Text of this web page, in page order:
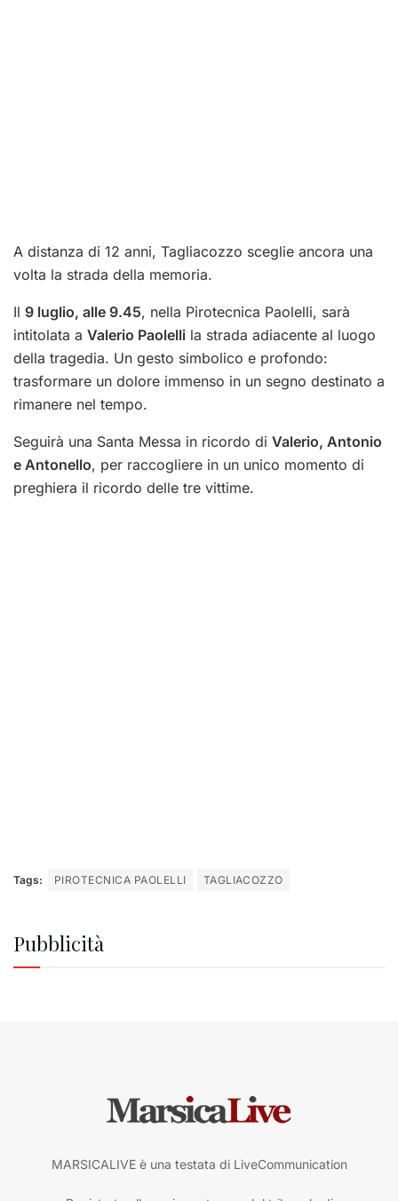
A distanza di 12 anni, Tagliacozzo sceglie ancora una
volta la strada della memoria.
Il 9 luglio, alle 9.45, nella Pirotecnica Paolelli, sarà
intitolata a Valerio Paolelli la strada adiacente al luogo
della tragedia. Un gesto simbolico e profondo:
trasformare un dolore immenso in un segno destinato a
rimanere nel tempo.
Seguirà una Santa Messa in ricordo di Valerio, Antonio
e Antonello, per raccogliere in un unico momento di
preghiera il ricordo delle tre vittime.
Tags: PIROTECNICA PAOLELLI TAGLIACOZZO
Pubblicità
MARSICALIVE è una testata di LiveCommunication